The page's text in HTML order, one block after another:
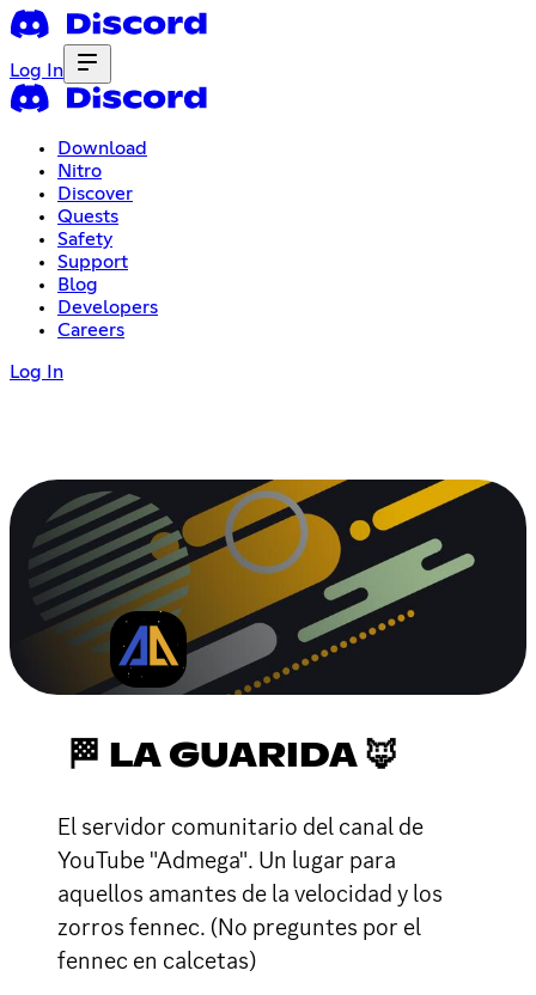
Log In
Download
Nitro
Discover
Quests
Safety
Support
Blog
Developers
Careers
Log In
🏁 LA GUARIDA 🦊
El servidor comunitario del canal de
YouTube "Admega". Un lugar para
aquellos amantes de la velocidad y los
zorros fennec. (No preguntes por el
fennec en calcetas)